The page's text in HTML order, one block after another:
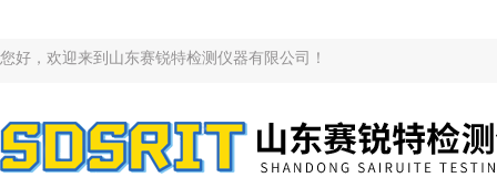
您好，欢迎来到山东赛锐特检测仪器有限公司！